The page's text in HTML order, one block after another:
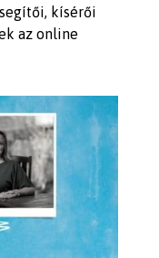
kísérői
az online